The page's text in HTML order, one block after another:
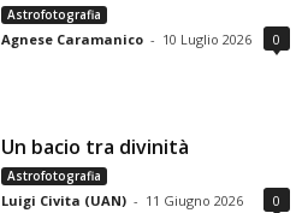
Astrofotografia
Agnese Caramanico - 10 Luglio 2026 0
Un bacio tra divinità
Astrofotografia
Luigi Civita (UAN) - 11 Giugno 2026 0